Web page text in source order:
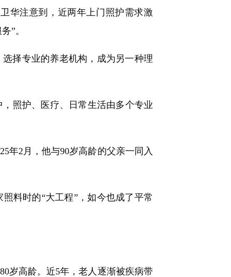
注意到，近两年上门照护需求激
”。
择专业的养老机构，成为另一种理
照护、医疗、日常生活由多个专业
2月，他与90岁高龄的父亲一同入
料时的“大工程”，如今也成了平常
高龄。近5年，老人逐渐被疾病带